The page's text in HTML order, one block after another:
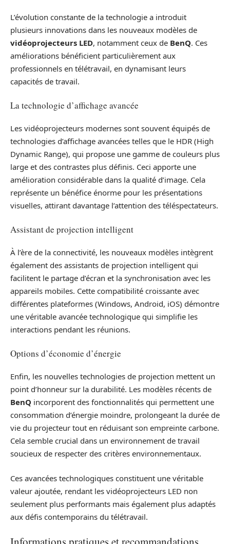
L’évolution constante de la technologie a introduit
plusieurs innovations dans les nouveaux modèles de
vidéoprojecteurs LED, notamment ceux de BenQ. Ces
améliorations bénéficient particulièrement aux
professionnels en télétravail, en dynamisant leurs
capacités de travail.
La technologie d’affichage avancée
Les vidéoprojecteurs modernes sont souvent équipés de
technologies d’affichage avancées telles que le HDR (High
Dynamic Range), qui propose une gamme de couleurs plus
large et des contrastes plus définis. Ceci apporte une
amélioration considérable dans la qualité d’image. Cela
représente un bénéfice énorme pour les présentations
visuelles, attirant davantage l’attention des téléspectateurs.
Assistant de projection intelligent
À l’ère de la connectivité, les nouveaux modèles intègrent
également des assistants de projection intelligent qui
facilitent le partage d’écran et la synchronisation avec les
appareils mobiles. Cette compatibilité croissante avec
différentes plateformes (Windows, Android, iOS) démontre
une véritable avancée technologique qui simplifie les
interactions pendant les réunions.
Options d’économie d’énergie
Enfin, les nouvelles technologies de projection mettent un
point d’honneur sur la durabilité. Les modèles récents de
BenQ incorporent des fonctionnalités qui permettent une
consommation d’énergie moindre, prolongeant la durée de
vie du projecteur tout en réduisant son empreinte carbone.
Cela semble crucial dans un environnement de travail
soucieux de respecter des critères environnementaux.
Ces avancées technologiques constituent une véritable
valeur ajoutée, rendant les vidéoprojecteurs LED non
seulement plus performants mais également plus adaptés
aux défis contemporains du télétravail.